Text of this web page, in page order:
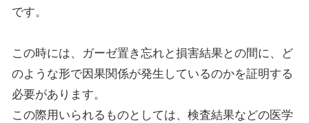
です。
この時には、ガーゼ置き忘れと損害結果との間に、ど
のような形で因果関係が発生しているのかを証明する
必要があります。
この際用いられるものとしては、検査結果などの医学